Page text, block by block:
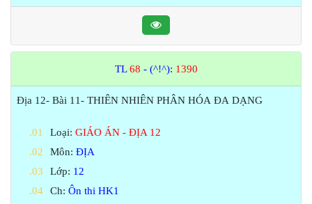
TL68 - (^!^): 1390
Địa 12- Bài 11- THIÊN NHIÊN PHÂN HÓA ĐA DẠNG
Loại:GIÁO ÁN - ĐỊA 12
Môn:ĐỊA
Lớp: 12
Ch:Ôn thi HK1